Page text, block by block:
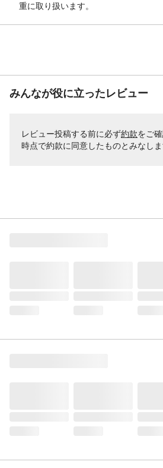
重に取り扱います。
みんなが役に立ったレビュー
レビュー投稿する前に必ず約款をご
時点で約款に同意したものとみなしま